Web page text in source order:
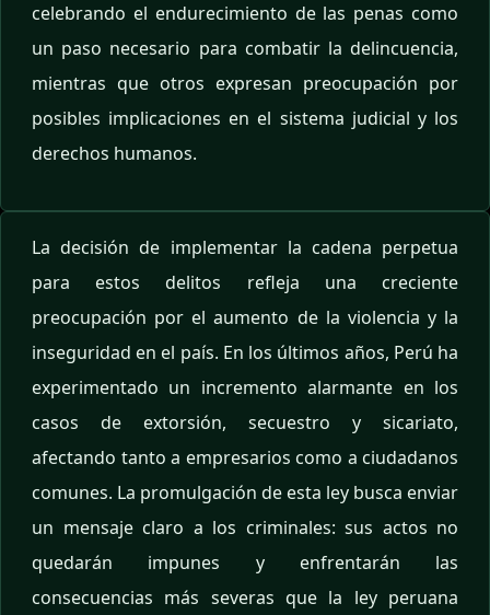
celebrando el endurecimiento de las penas como
un paso necesario para combatir la delincuencia,
mientras que otros expresan preocupación por
posibles implicaciones en el sistema judicial y los
derechos humanos.
La decisión de implementar la cadena perpetua
para estos delitos refleja una creciente
preocupación por el aumento de la violencia y la
inseguridad en el país. En los últimos años, Perú ha
experimentado un incremento alarmante en los
casos de extorsión, secuestro y sicariato,
afectando tanto a empresarios como a ciudadanos
comunes. La promulgación de esta ley busca enviar
un mensaje claro a los criminales: sus actos no
quedarán impunes y enfrentarán las
consecuencias más severas que la ley peruana